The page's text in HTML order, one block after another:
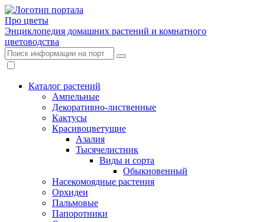
Про цветы
Энциклопедия домашних растений и комнатного
цветоводства
Каталог растений
Ампельные
Декоративно-лиственные
Кактусы
Красивоцветущие
Азалия
Тысячелистник
Виды и сорта
Обыкновенный
Насекомоядные растения
Орхидеи
Пальмовые
Папоротники